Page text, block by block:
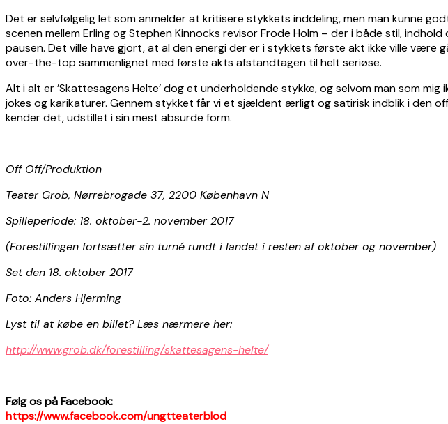
Det er selvfølgelig let som anmelder at kritisere stykkets inddeling, men man kunne
scenen mellem Erling og Stephen Kinnocks revisor Frode Holm – der i både stil,
pausen. Det ville have gjort, at al den energi der er i stykkets første akt ikke ville
over-the-top sammenlignet med første akts afstandtagen til helt seriøse.
Alt i alt er ’Skattesagens Helte’ dog et underholdende stykke, og selvom man som
jokes og karikaturer. Gennem stykket får vi et sjældent ærligt og satirisk indblik i den
kender det, udstillet i sin mest absurde form.
Off Off/Produktion
Teater Grob, Nørrebrogade 37, 2200 København N
Spilleperiode: 18. oktober-2. november 2017
(Forestillingen fortsætter sin turné rundt i landet i resten af oktober og november)
Set den 18. oktober 2017
Foto: Anders Hjerming
Lyst til at købe en billet? Læs nærmere her:
http://www.grob.dk/forestilling/skattesagens-helte/
Følg os på Facebook:
https://www.facebook.com/ungtteaterblod